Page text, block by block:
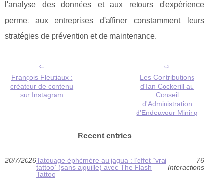
l'analyse des données et aux retours d'expérience
permet aux entreprises d'affiner constamment leurs
stratégies de prévention et de maintenance.
François Fleutiaux :
créateur de contenu
sur Instagram
Les Contributions
d'Ian Cockerill au
Conseil
d'Administration
d'Endeavour Mining
Recent entries
20/7/2026Tatouage éphémère au jagua : l’effet “vrai
tattoo” (sans aiguille) avec The Flash
Tattoo
76
Interactions